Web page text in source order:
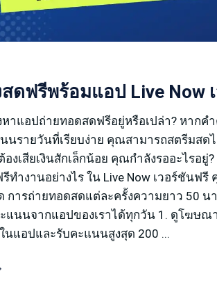
ดฟรีพร้อมแอป Live Now
าแอปถ่ายทอดสดฟรีอยู่หรือเปล่า? หากค
นรายวันที่เรียบง่าย คุณสามารถสตรีมสด
องเสียเงินสักเล็กน้อย คุณกำลังรออะไรอ
ทำงานอย่างไร ใน Live Now เวอร์ชันฟ
การถ่ายทอดสดแต่ละครั้งความยาว 50
แนนจากแอปของเราได้ทุกวัน 1. ดูโฆษ
แอปและรับคะแนนสูงสุด 200 ...